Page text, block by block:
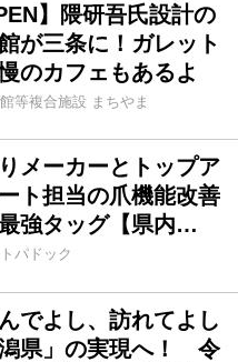
】隈研吾氏設計の
が三条に！ガレット
のカフェもあるよ
等複合施設 まちやま
メーカーとトップア
ト担当の爪機能改善
強タッグ【県内…
パドック
んでよし、訪れてよし
県」の実現へ！ 令